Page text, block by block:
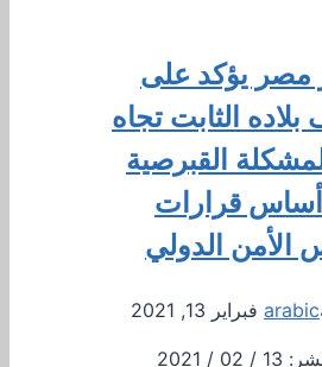
مصر يؤكد على
الثابت تجاه
القبرصية
قرارات
الأمن الدولي
arabic فبراير 13, 2021
تاريخ النشر: 13 / 02 / 2021